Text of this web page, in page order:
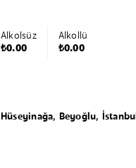
Alkolsüz
₺0.00
Alkollü
₺0.00
Hüseyinağa, Beyoğlu, İstanbul